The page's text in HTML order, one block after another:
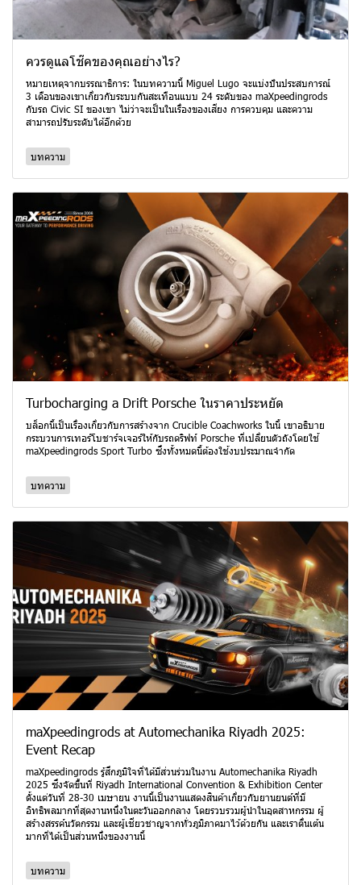
ควรดูแลโช๊คของคุณอย่างไร?
หมายเหตุจากบรรณาธิการ: ในบทความนี้ Miguel Lugo จะแบ่งปันประสบการณ์
3 เดือนของเขาเกี่ยวกับระบบกันสะเทือนแบบ 24 ระดับของ maXpeedingrods
กับรถ Civic SI ของเขา ไม่ว่าจะเป็นในเรื่องของเสียง การควบคุม และความ
สามารถปรับระดับได้อีกด้วย
บทความ
Turbocharging a Drift Porsche ในราคาประหยัด
บล็อกนี้เป็นเรื่องเกี่ยวกับการสร้างจาก Crucible Coachworks ในนี้ เขาอธิบาย
กระบวนการเทอร์โบชาร์จเจอร์ให้กับรถดริฟท์ Porsche ที่เปลี่ยนตัวถังโดยใช้
maXpeedingrods Sport Turbo ซึ่งทั้งหมดนี้ต้องใช้งบประมาณจำกัด
บทความ
maXpeedingrods at Automechanika Riyadh 2025:
Event Recap
maXpeedingrods รู้สึกภูมิใจที่ได้มีส่วนร่วมในงาน Automechanika Riyadh
2025 ซึ่งจัดขึ้นที่ Riyadh International Convention & Exhibition Center
ตั้งแต่วันที่ 28-30 เมษายน งานนี้เป็นงานแสดงสินค้าเกี่ยวกับยานยนต์ที่มี
อิทธิพลมากที่สุดงานหนึ่งในตะวันออกกลาง โดยรวบรวมผู้นำในอุตสาหกรรม ผู้
สร้างสรรค์นวัตกรรม และผู้เชี่ยวชาญจากทั่วภูมิภาคมาไว้ด้วยกัน และเราตื่นเต้น
มากที่ได้เป็นส่วนหนึ่งของงานนี้
บทความ